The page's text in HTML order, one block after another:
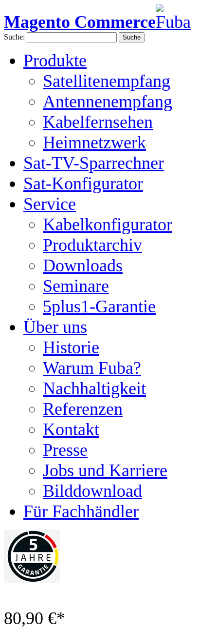
Magento Commerce
Suche: Suche
Produkte
Satellitenempfang
Antennenempfang
Kabelfernsehen
Heimnetzwerk
Sat-TV-Sparrechner
Sat-Konfigurator
Service
Kabelkonfigurator
Produktarchiv
Downloads
Seminare
5plus1-Garantie
Über uns
Historie
Warum Fuba?
Nachhaltigkeit
Referenzen
Kontakt
Presse
Jobs und Karriere
Bilddownload
Für Fachhändler
80,90 €*